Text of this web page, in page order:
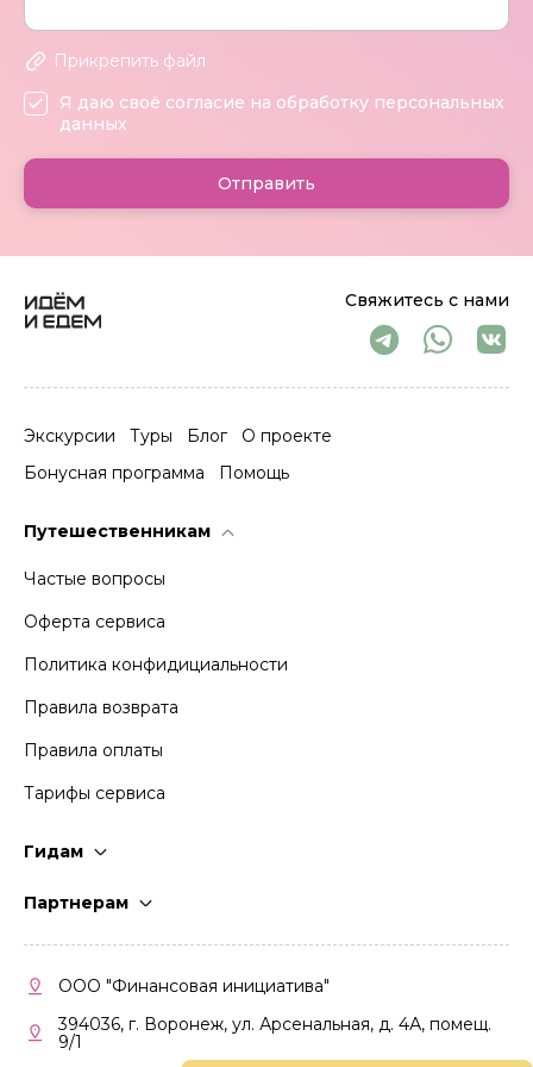
Свяжитесь с нами
Экскурсии Туры Блог
О проекте
Бонусная программа
Помощь
Путешественникам
Частые вопросы
Оферта сервиса
Политика конфидициальности
Правила возврата
Правила оплаты
Тарифы сервиса
Гидам
Партнерам
Кабинет партнера
Правила участия
ООО "Финансовая инициатива"
394036, г. Воронеж, ул. Арсенальная, д. 4А, помещ.
9/1
Прикрепить файл
Я даю своё согласие на обработку персональных
данных
Отправить